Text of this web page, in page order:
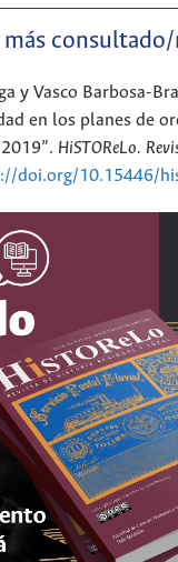
consultado/
y Vasco Barbosa-
en los planes de
HiSTOReLo.
doi.org/10.15446/